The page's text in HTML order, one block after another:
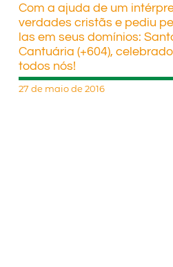
Com a ajuda de um
verdades cristãs e pediu
las em seus domínios:
Cantuária (+604),
todos nós!
27 de maio de 2016